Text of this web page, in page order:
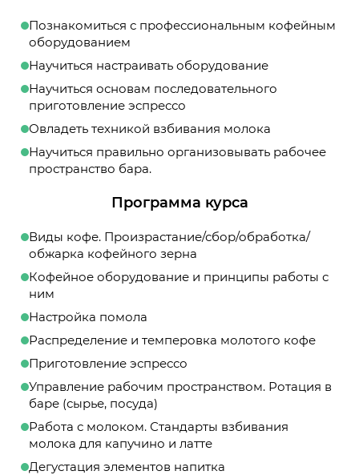
Познакомиться с профессиональным кофейным
оборудованием
Научиться настраивать оборудование
Научиться основам последовательного
приготовление эспрессо
Овладеть техникой взбивания молока
Научиться правильно организовывать рабочее
пространство бара.
Программа курса
Виды кофе. Произрастание/сбор/обработка/
обжарка кофейного зерна
Кофейное оборудование и принципы работы с
ним
Настройка помола
Распределение и темперовка молотого кофе
Приготовление эспрессо
Управление рабочим пространством. Ротация в
баре (сырье, посуда)
Работа с молоком. Стандарты взбивания
молока для капучино и латте
Дегустация элементов напитка